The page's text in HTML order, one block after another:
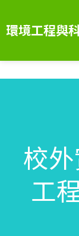
環境工程與
校
工